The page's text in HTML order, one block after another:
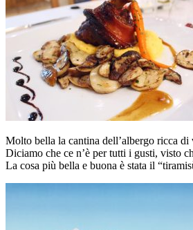
Molto bella la cantina dell’albergo ricca di
Diciamo che ce n’è per tutti i gusti, visto
La cosa più bella e buona è stata il